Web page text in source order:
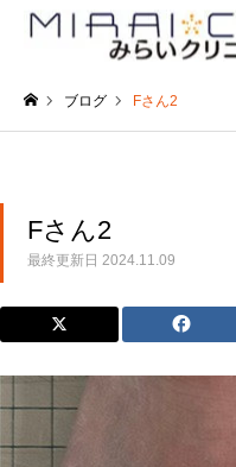
ブログ Fさん2
Fさん2
最終更新日 2024.11.09